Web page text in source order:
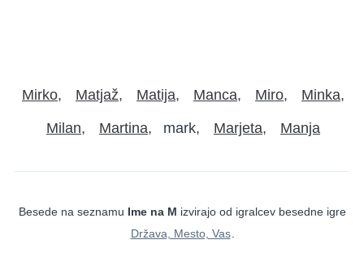
Mirko Matjaž Matija Manca Miro Minka
Milan Martina mark Marjeta Manja
Besede na seznamu Ime na M izvirajo od igralcev besedne igre
Država, Mesto, Vas